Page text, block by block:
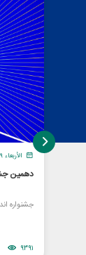
الأربعاء ٢٩ يوليو ٢٠٢٦
دهمین
جشنواره
9391